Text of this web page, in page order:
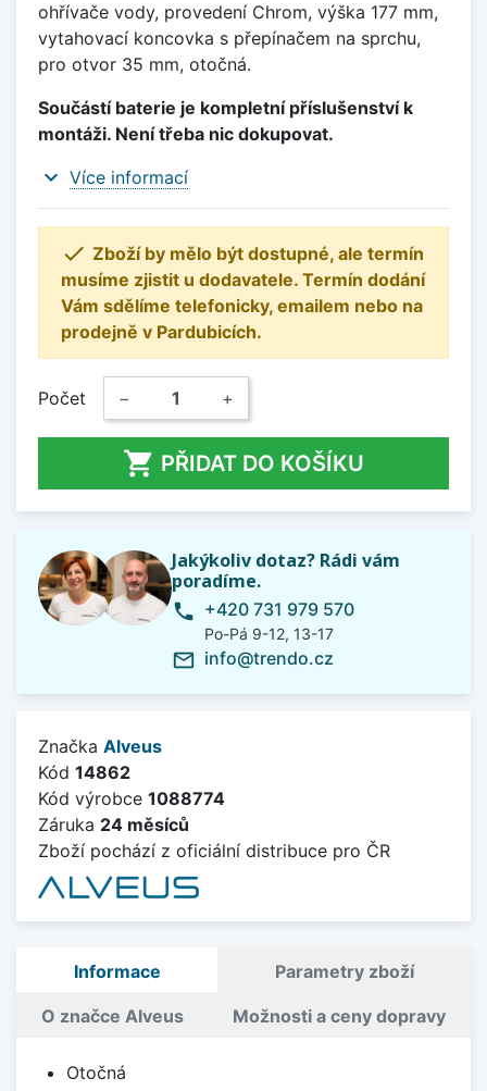
ohřívače vody, provedení Chrom, výška 177 mm,
vytahovací koncovka s přepínačem na sprchu,
pro otvor 35 mm, otočná.
Součástí baterie je kompletní příslušenství k
montáži. Není třeba nic dokupovat.
expand_more Více informací
 Zboží by mělo být dostupné, ale termín
musíme zjistit u dodavatele. Termín dodání
Vám sdělíme telefonicky, emailem nebo na
prodejně v Pardubicích.
Počet − +
 PŘIDAT DO KOŠÍKU
Jakýkoliv dotaz? Rádi vám
poradíme.
phone +420 731 979 570
Po-Pá 9-12, 13-17
mail_outline info@trendo.cz
Značka Alveus
Kód 14862
Kód výrobce 1088774
Záruka 24 měsíců
Zboží pochází z oficiální distribuce pro ČR
Informace Parametry zboží
O značce Alveus Možnosti a ceny dopravy
Otočná